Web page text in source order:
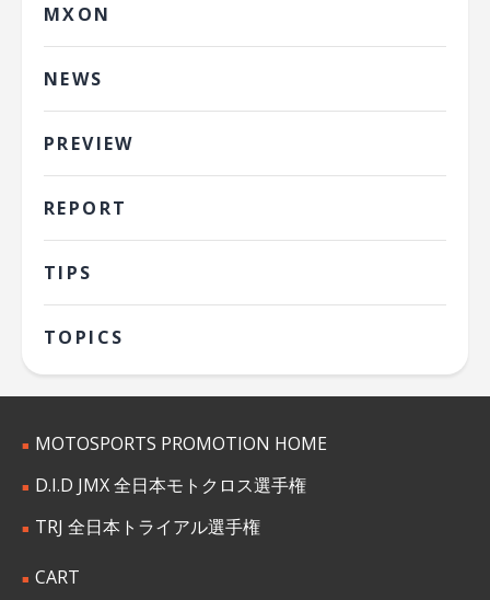
MXON
NEWS
PREVIEW
REPORT
TIPS
TOPICS
MOTOSPORTS PROMOTION HOME
D.I.D JMX 全日本モトクロス選手権
TRJ 全日本トライアル選手権
CART